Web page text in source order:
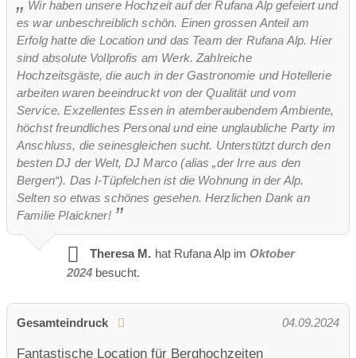
Wir haben unsere Hochzeit auf der Rufana Alp gefeiert und
es war unbeschreiblich schön. Einen grossen Anteil am
Erfolg hatte die Location und das Team der Rufana Alp. Hier
sind absolute Vollprofis am Werk. Zahlreiche
Hochzeitsgäste, die auch in der Gastronomie und Hotellerie
arbeiten waren beeindruckt von der Qualität und vom
Service. Exzellentes Essen in atemberaubendem Ambiente,
höchst freundliches Personal und eine unglaubliche Party im
Anschluss, die seinesgleichen sucht. Unterstützt durch den
besten DJ der Welt, DJ Marco (alias „der Irre aus den
Bergen“). Das I-Tüpfelchen ist die Wohnung in der Alp.
Selten so etwas schönes gesehen. Herzlichen Dank an
Familie Plaickner!
Theresa M. hat Rufana Alp im Oktober
2024 besucht.
Gesamteindruck 04.09.2024
Fantastische Location für Berghochzeiten